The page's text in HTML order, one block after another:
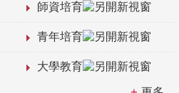
師資培育
青年培育
大學教育